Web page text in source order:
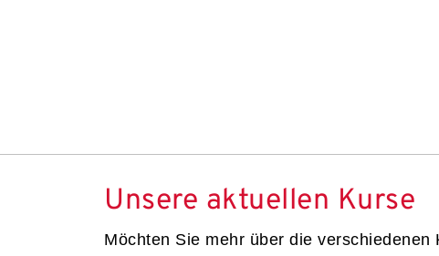
Unsere aktuellen Kurse
Möchten Sie mehr über die